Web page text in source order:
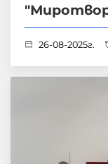
26-08-2025г.